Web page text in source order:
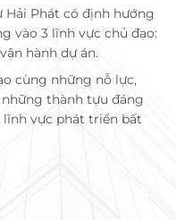
Hải Phát có định hướng
vào 3 lĩnh vực chủ đạo:
hành dự án.
cùng những nỗ lực,
những thành tựu đáng
vực phát triển bất